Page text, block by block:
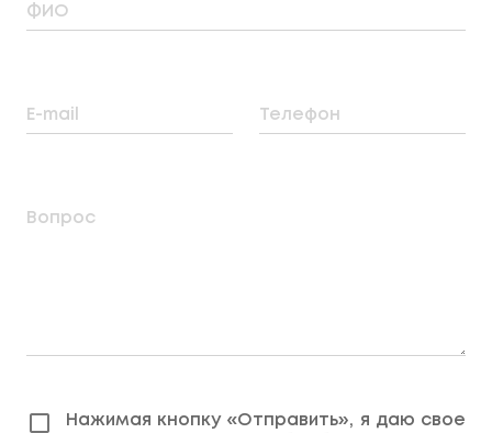
ФИО
E-mail Телефон
Вопрос
Нажимая кнопку «Отправить», я даю свое